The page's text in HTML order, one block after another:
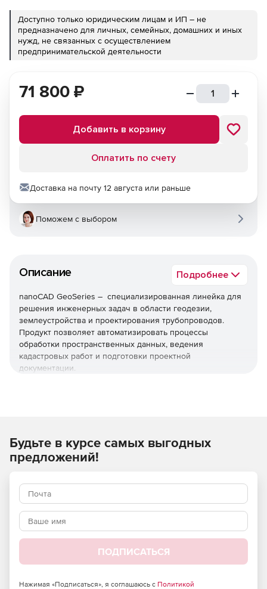
Доступно только юридическим лицам и ИП – не
предназначено для личных, семейных, домашних и иных
нужд, не связанных с осуществлением
предпринимательской деятельности
Описание Подробнее
nanoCAD GeoSeries – специализированная линейка для
решения инженерных задач в области геодезии,
землеустройства и проектирования трубопроводов.
Продукт позволяет автоматизировать процессы
обработки пространственных данных, ведения
кадастровых работ и подготовки проектной
документации.
Основные преимущества
Динамическое проектирование
Адаптация проектных решений в реальном времени,
повышение точности расчетов, ускорение процесса
разработки и выявление недостатков на ранних стадиях.
Совместная работа специалистов
71 800 ₽
Добавить в корзину
Оплатить по счету
Доставка на почту 12 августа или раньше
Поможем с выбором
Будьте в курсе самых выгодных
предложений!
ПОДПИСАТЬСЯ
Нажимая «Подписаться», я соглашаюсь с Политикой